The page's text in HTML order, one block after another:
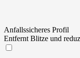
Anfallssicheres Profil
Entfernt Blitze und